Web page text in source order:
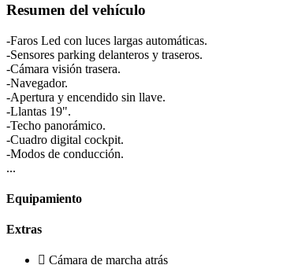
Resumen del vehículo
-Faros Led con luces largas automáticas.
-Sensores parking delanteros y traseros.
-Cámara visión trasera.
-Navegador.
-Apertura y encendido sin llave.
-Llantas 19".
-Techo panorámico.
-Cuadro digital cockpit.
-Modos de conducción.
...
Equipamiento
Extras
Cámara de marcha atrás